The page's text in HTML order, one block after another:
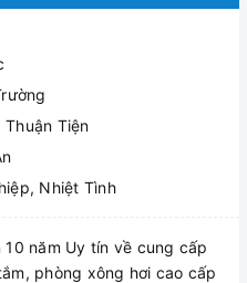
Thuận Tiện
Nhiệt Tình
năm Uy tín về cung cấp
phòng xông hơi cao cấp